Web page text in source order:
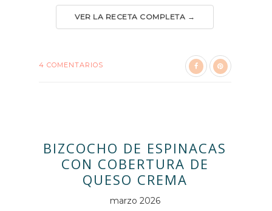
VER LA RECETA COMPLETA →
4 COMENTARIOS
BIZCOCHO DE ESPINACAS
CON COBERTURA DE
QUESO CREMA
marzo 2026